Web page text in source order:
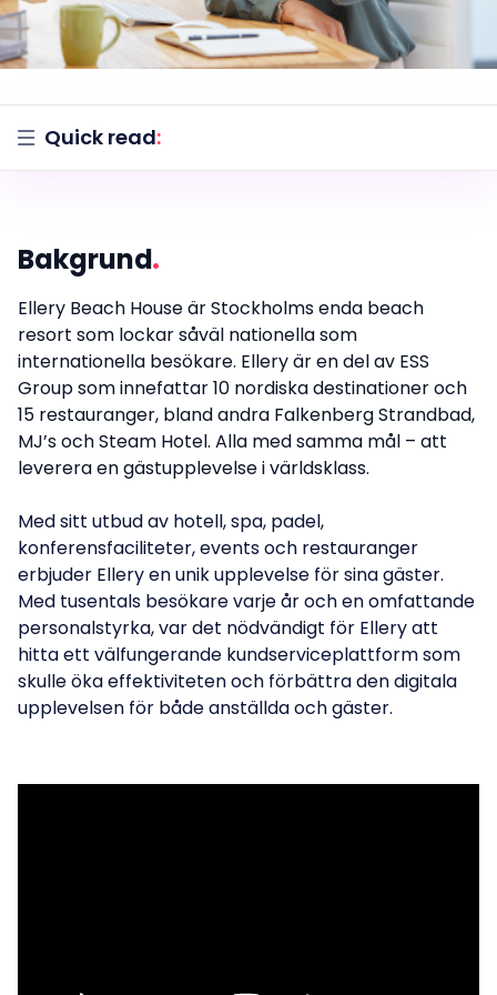
Quick read:
Bakgrund
Ellery Beach House är Stockholms enda beach
resort som lockar såväl nationella som
internationella besökare. Ellery är en del av ESS
Group som innefattar 10 nordiska destinationer och
15 restauranger, bland andra Falkenberg Strandbad,
MJ’s och Steam Hotel. Alla med samma mål – att
leverera en gästupplevelse i världsklass.
Med sitt utbud av hotell, spa, padel,
konferensfaciliteter, events och restauranger
erbjuder Ellery en unik upplevelse för sina gäster.
Med tusentals besökare varje år och en omfattande
personalstyrka, var det nödvändigt för Ellery att
hitta ett välfungerande kundserviceplattform som
skulle öka effektiviteten och förbättra den digitala
upplevelsen för både anställda och gäster.